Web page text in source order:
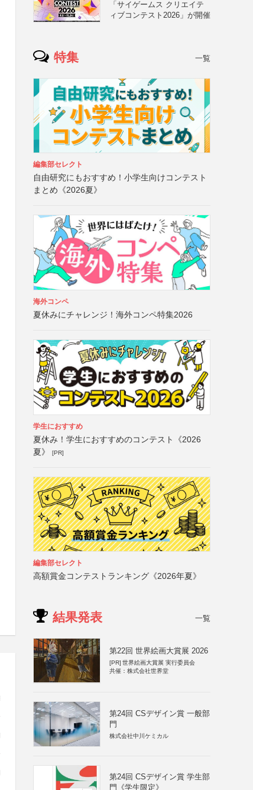
「サイゲームス クリエイテ
ィブコンテスト2026」が開催
特集 一覧
編集部セレクト
自由研究にもおすすめ！小学生向けコンテスト
まとめ《2026夏》
海外コンペ
夏休みにチャレンジ！海外コンペ特集2026
学生におすすめ
夏休み！学生におすすめのコンテスト《2026
夏》
[PR]
編集部セレクト
高額賞金コンテストランキング《2026年夏》
結果発表 一覧
第22回 世界絵画大賞展 2026
[PR] 世界絵画大賞展 実行委員会
共催：株式会社世界堂
第24回 CSデザイン賞 一般部
門
株式会社中川ケミカル
第24回 CSデザイン賞 学生部
門《学生限定》